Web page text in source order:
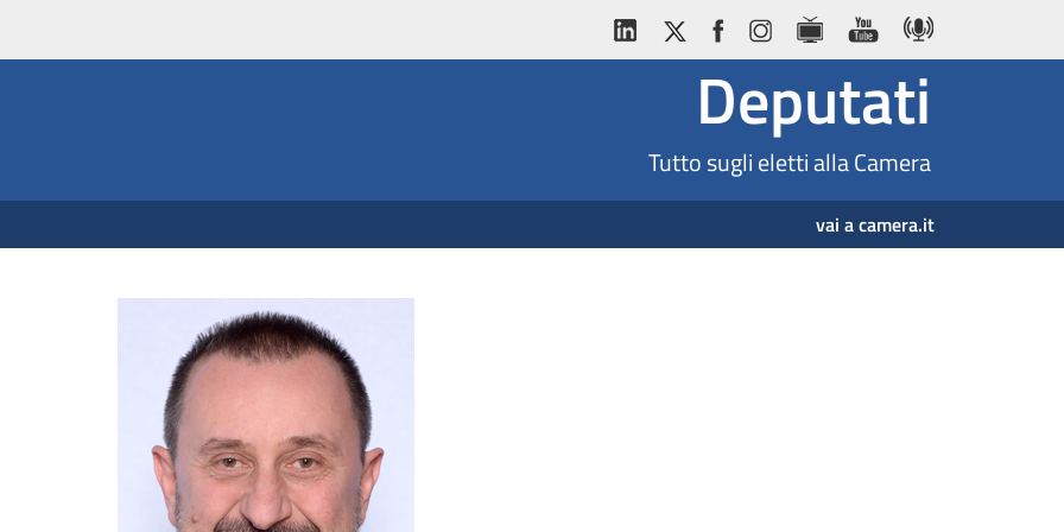
Deputati
Tutto sugli eletti alla Camera
vai a camera.it